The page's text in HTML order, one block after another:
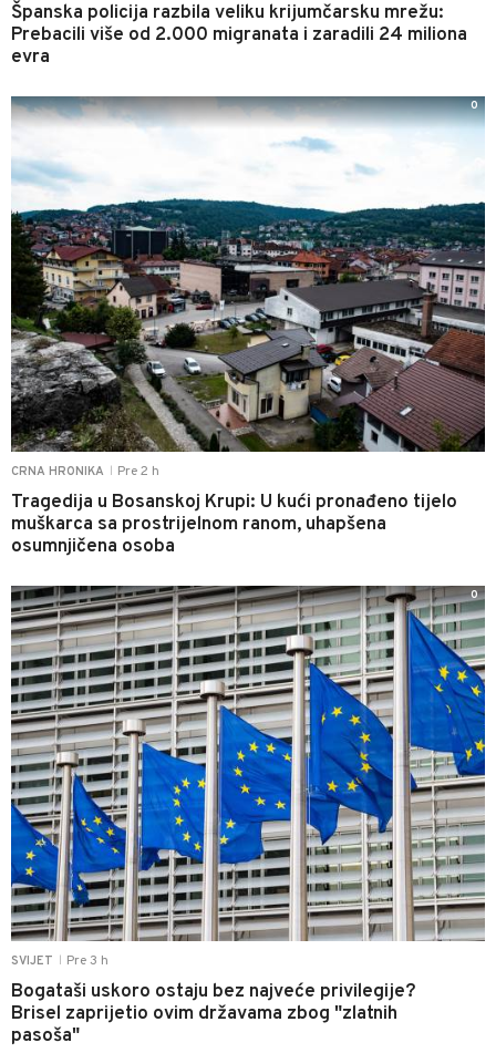
Španska policija razbila veliku krijumčarsku mrežu:
Prebacili više od 2.000 migranata i zaradili 24 miliona
evra
CRNA HRONIKA Pre 2 h
Tragedija u Bosanskoj Krupi: U kući pronađeno tijelo
muškarca sa prostrijelnom ranom, uhapšena
osumnjičena osoba
0
SVIJET Pre 3 h
Bogataši uskoro ostaju bez najveće privilegije?
Brisel zaprijetio ovim državama zbog "zlatnih
pasoša"
0